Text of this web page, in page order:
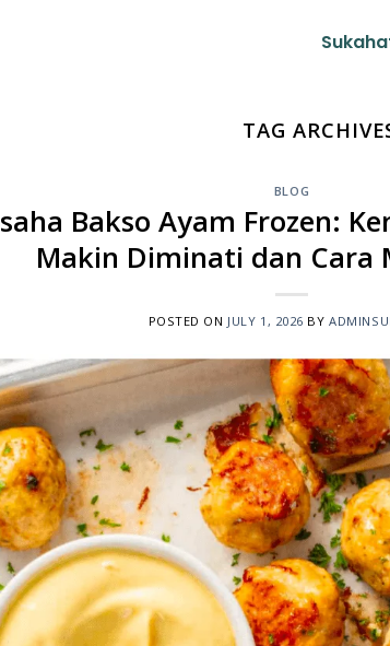
TAG
BLOG
Bakso Ayam Frozen:
Makin Diminati dan Cara
POSTED ON JULY 1, 2026 BY